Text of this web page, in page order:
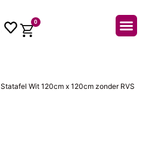
0
Statafel Wit 120cm x 120cm zonder RVS